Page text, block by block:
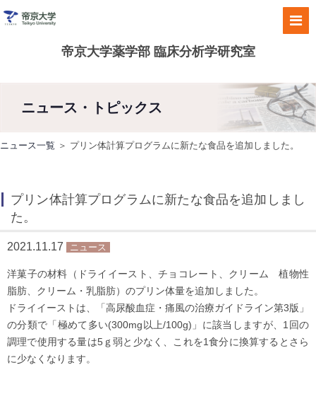
帝京大学薬学部 臨床分析学研究室
ニュース・トピックス
ニュース一覧 ＞ プリン体計算プログラムに新たな食品を追加しました。
プリン体計算プログラムに新たな食品を追加しまし
た。
2021.11.17 ニュース
洋菓子の材料（ドライイースト、チョコレート、クリーム 植物性
脂肪、クリーム・乳脂肪）のプリン体量を追加しました。
ドライイーストは、「高尿酸血症・痛風の治療ガイドライン第3版」
の分類で「極めて多い(300mg以上/100g)」に該当しますが、1回の
調理で使用する量は5ｇ弱と少なく、これを1食分に換算するとさら
に少なくなります。